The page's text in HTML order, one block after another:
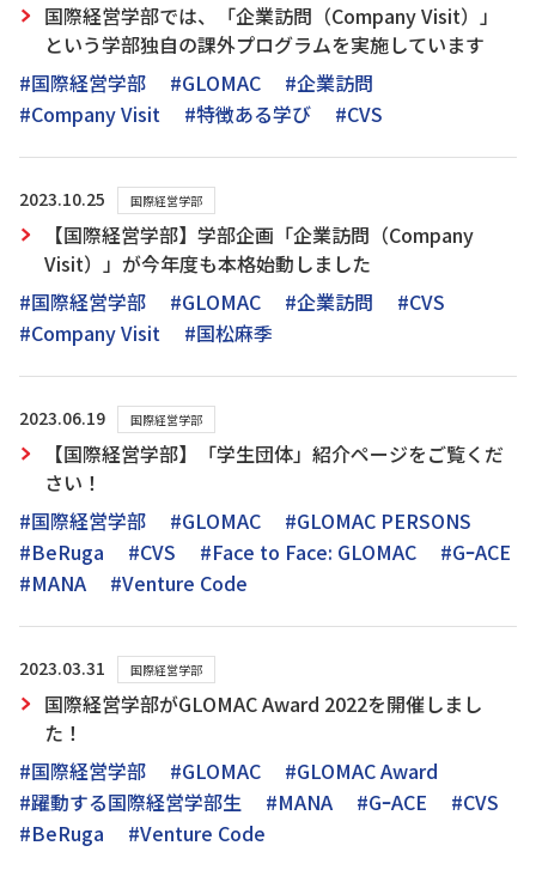
国際経営学部では、「企業訪問（Company Visit）」
という学部独自の課外プログラムを実施しています
#国際経営学部
#GLOMAC
#企業訪問
#Company Visit
#特徴ある学び #CVS
2023.10.25 国際経営学部
【国際経営学部】学部企画「企業訪問（Company
Visit）」が今年度も本格始動しました
#国際経営学部
#GLOMAC #企業訪問
#CVS
#Company Visit
#国松麻季
2023.06.19 国際経営学部
【国際経営学部】「学生団体」紹介ページをご覧くだ
さい！
#国際経営学部
#GLOMAC
#GLOMAC PERSONS
#BeRuga
#CVS #Face to Face: GLOMAC
#GｰACE
#MANA
#Venture Code
2023.03.31 国際経営学部
国際経営学部がGLOMAC Award 2022を開催しまし
た！
#国際経営学部
#GLOMAC
#GLOMAC Award
#躍動する国際経営学部生
#MANA #GｰACE
#CVS
#BeRuga
#Venture Code